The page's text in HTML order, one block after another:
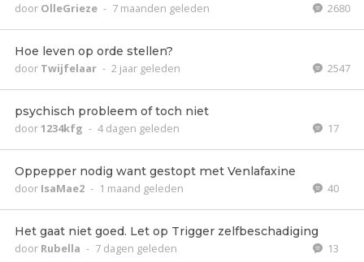
door OlleGrieze - 7 maanden geleden 2680
Hoe leven op orde stellen?
door Twijfelaar - 2 jaar geleden 2547
psychisch probleem of toch niet
door1234kfg - 4 dagen geleden 17
Oppepper nodig want gestopt met Venlafaxine
door IsaMae2 - 1 maand geleden 40
Het gaat niet goed. Let op Trigger zelfbeschadiging
door Rubella - 7 dagen geleden 13